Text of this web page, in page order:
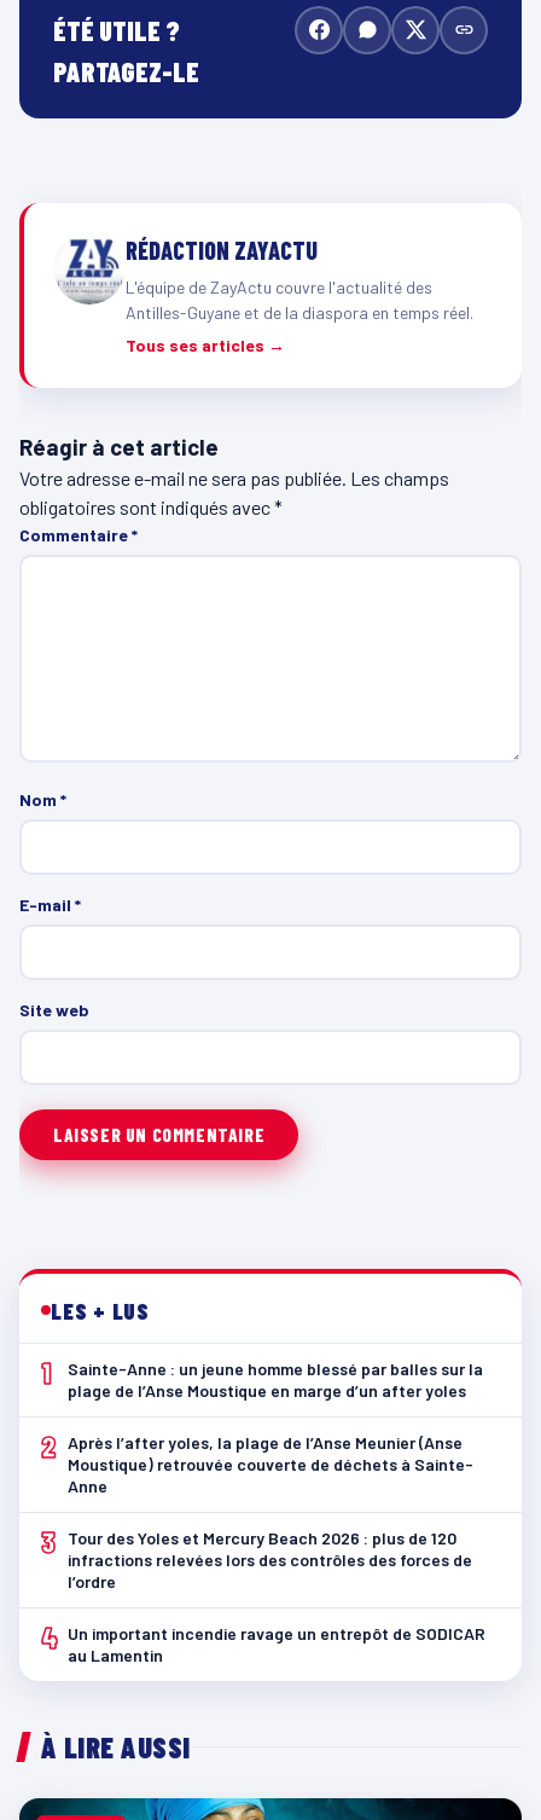
ÉTÉ UTILE ?
PARTAGEZ-LE
RÉDACTION ZAYACTU
L'équipe de ZayActu couvre l'actualité des
Antilles-Guyane et de la diaspora en temps réel.
Tous ses articles →
Réagir à cet article
Votre adresse e-mail ne sera pas publiée. Les champs
obligatoires sont indiqués avec*
Commentaire*
Nom *
E-mail *
Site web
LES + LUS
1
Sainte-Anne : un jeune homme blessé par balles sur la
plage de l’Anse Moustique en marge d’un after yoles
2 Après l’after yoles, la plage de l’Anse Meunier (Anse
Moustique) retrouvée couverte de déchets à Sainte-
Anne
3
Tour des Yoles et Mercury Beach 2026 : plus de 120
infractions relevées lors des contrôles des forces de
l’ordre
4 Un important incendie ravage un entrepôt de SODICAR
au Lamentin
À LIRE AUSSI